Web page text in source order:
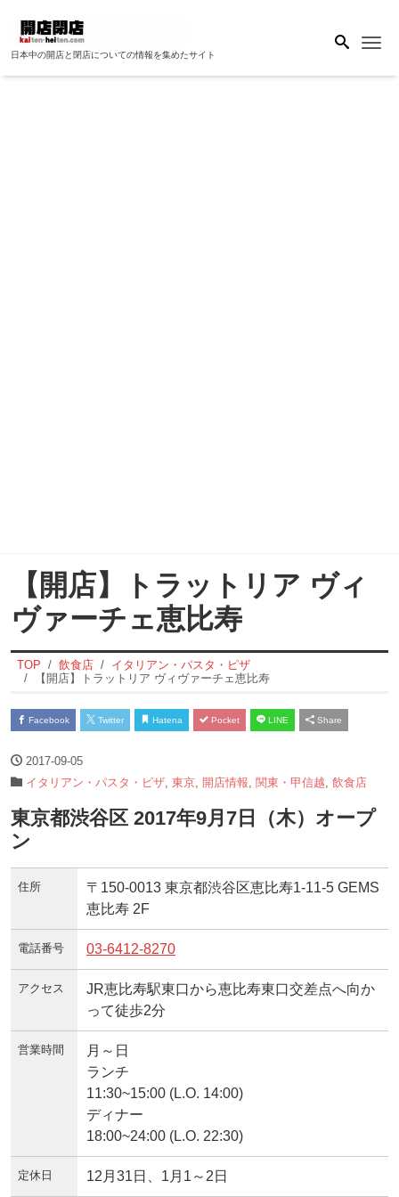
日本中の開店と閉店についての情報を集めたサイト
【開店】トラットリア ヴィ
ヴァーチェ恵比寿
TOP 飲食店
イタリアン・パスタ・ピザ
【開店】トラットリア ヴィヴァーチェ恵比寿
Facebook Twitter Hatena Pocket LINE Share
2017-09-05
イタリアン・パスタ・ピザ 東京 開店情報 関東・甲信越 飲食店
東京都渋谷区 2017年9月7日（木）オープ
ン
住所
〒150-0013 東京都渋谷区恵比寿1-11-5 GEMS
恵比寿 2F
電話番号 03-6412-8270
アクセス
JR恵比寿駅東口から恵比寿東口交差点へ向か
って徒歩2分
営業時間
月～日
ランチ
11:30~15:00 (L.O. 14:00)
ディナー
18:00~24:00 (L.O. 22:30)
定休日 12月31日、1月1～2日